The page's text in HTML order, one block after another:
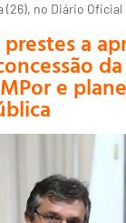
no Diário
a
e